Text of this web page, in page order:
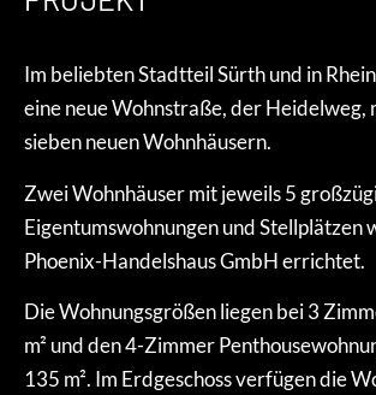
Im beliebten Stadtteil Sürth und in
eine neue Wohnstraße, der Heidelweg,
sieben neuen Wohnhäusern.
Zwei Wohnhäuser mit jeweils 5
Eigentumswohnungen und Stellplätzen
Phoenix-Handelshaus GmbH errichtet.
Die Wohnungsgrößen liegen bei 3
m² und den 4-Zimmer
135 m². Im Erdgeschoss verfügen die